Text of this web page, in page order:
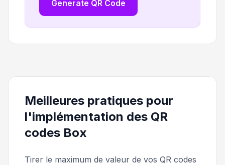
Generate QR Code
Meilleures pratiques pour
l'implémentation des QR
codes Box
Tirer le maximum de valeur de vos QR codes